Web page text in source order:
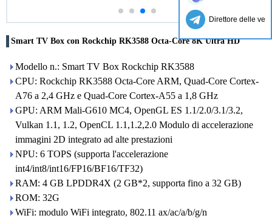
Smart TV Box con Rockchip RK3588 Octa-Core 8K Ultra HD
Modello n.: Smart TV Box Rockchip RK3588
CPU: Rockchip RK3588 Octa-Core ARM, Quad-Core Cortex-
A76 a 2,4 GHz e Quad-Core Cortex-A55 a 1,8 GHz
GPU: ARM Mali-G610 MC4, OpenGL ES 1.1/2.0/3.1/3.2,
Vulkan 1.1, 1.2, OpenCL 1.1,1.2,2.0 Modulo di accelerazione
immagini 2D integrato ad alte prestazioni
NPU: 6 TOPS (supporta l'accelerazione
int4/int8/int16/FP16/BF16/TF32)
RAM: 4 GB LPDDR4X (2 GB*2, supporta fino a 32 GB)
ROM: 32G
WiFi: modulo WiFi integrato, 802.11 ax/ac/a/b/g/n
Direttore delle